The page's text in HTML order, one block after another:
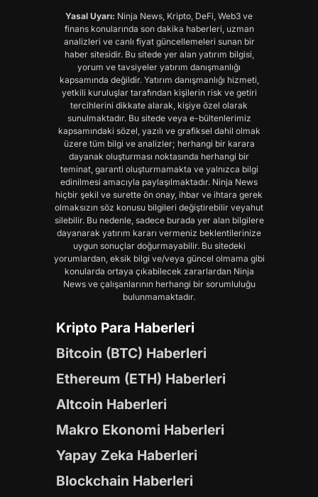
Yasal Uyarı: Ninja News, Kripto, DeFi, Web3 ve
finans konularında son dakika haberleri, uzman
analizleri ve canlı fiyat güncellemeleri sunan bir
haber sitesidir. Bu sitede yer alan yatırım bilgisi,
yorum ve tavsiyeler yatırım danışmanlığı
kapsamında değildir. Yatırım danışmanlığı hizmeti,
yetkili kuruluşlar tarafından kişilerin risk ve getiri
tercihlerini dikkate alarak, kişiye özel olarak
sunulmaktadır. Bu sitede veya e-bültenlerimiz
kapsamındaki sözel, yazılı ve grafiksel dahil olmak
üzere tüm bilgi ve analizler; herhangi bir karara
dayanak oluşturması noktasında herhangi bir
teminat, garanti oluşturmamakta ve yalnızca bilgi
edinilmesi amacıyla paylaşılmaktadır. Ninja News
hiçbir şekil ve surette ön onay, ihbar ve ihtara gerek
olmaksızın söz konusu bilgileri değiştirebilir veyahut
silebilir. Bu nedenle, sadece burada yer alan bilgilere
dayanarak yatırım kararı vermeniz beklentilerinize
uygun sonuçlar doğurmayabilir. Bu sitedeki
yorumlardan, eksik bilgi ve/veya güncel olmama gibi
konularda ortaya çıkabilecek zararlardan Ninja
News ve çalışanlarının herhangi bir sorumluluğu
bulunmamaktadır.
Kripto Para Haberleri
Bitcoin (BTC) Haberleri
Ethereum (ETH) Haberleri
Altcoin Haberleri
Makro Ekonomi Haberleri
Yapay Zeka Haberleri
Blockchain Haberleri